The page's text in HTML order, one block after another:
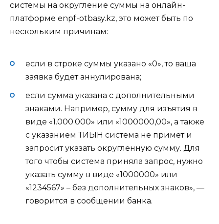
системы на округление суммы на онлайн-
платформе enpf-otbasy.kz, это может быть по
нескольким причинам:
если в строке суммы указано «0», то ваша
заявка будет аннулирована;
если сумма указана с дополнительными
знаками. Например, сумму для изъятия в
виде «1.000.000» или «1000000,00», а также
с указанием ТИЫН система не примет и
запросит указать округленную сумму. Для
того чтобы система приняла запрос, нужно
указать сумму в виде «1000000» или
«1234567» – без дополнительных знаков», —
говорится в сообщении банка.